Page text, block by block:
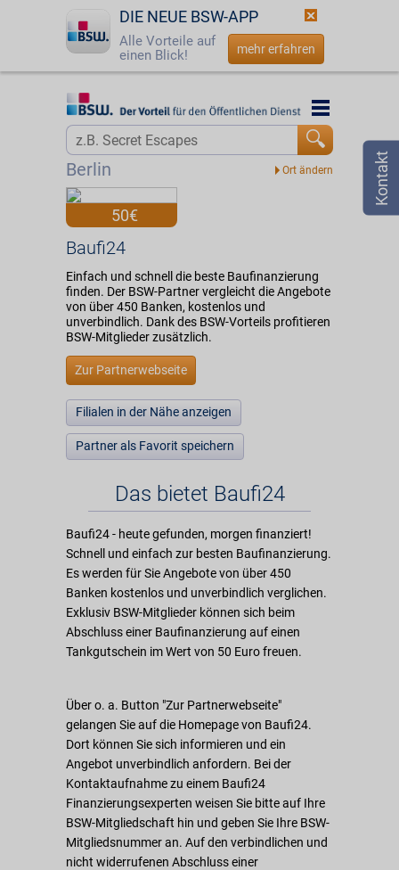
DIE NEUE BSW-APP
Alle Vorteile auf
einen Blick!
mehr erfahren
Startseite
Jetzt BSW-Mitglied werden
Login
Berlin
Startseite
50€
Baufi24
Einfach und schnell die beste Baufinanzierung
finden. Der BSW-Partner vergleicht die Angebote
von über 450 Banken, kostenlos und
unverbindlich. Dank des BSW-Vorteils profitieren
BSW-Mitglieder zusätzlich.
Zur Partnerwebseite
Filialen in der Nähe anzeigen
Partner als Favorit speichern
Das bietet Baufi24
Baufi24 - heute gefunden, morgen finanziert!
Schnell und einfach zur besten Baufinanzierung.
Es werden für Sie Angebote von über 450
Banken kostenlos und unverbindlich verglichen.
Exklusiv BSW-Mitglieder können sich beim
Abschluss einer Baufinanzierung auf einen
Tankgutschein im Wert von 50 Euro freuen.
Über o. a. Button "Zur Partnerwebseite"
gelangen Sie auf die Homepage von Baufi24.
Dort können Sie sich informieren und ein
Angebot unverbindlich anfordern. Bei der
Kontaktaufnahme zu einem Baufi24
Finanzierungsexperten weisen Sie bitte auf Ihre
BSW-Mitgliedschaft hin und geben Sie Ihre BSW-
Mitgliedsnummer an. Auf den verbindlichen und
nicht widerrufenen Abschluss einer